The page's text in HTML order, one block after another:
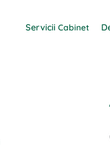
ServiciiCabinet